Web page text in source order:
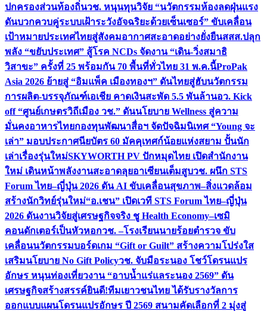
ปกครองส่วนท้องถิ่นวช. หนุนทุนวิจัย “นวัตกรรมห้องลดฝุ่นแรง
ดันบวกควบคู่ระบบเฝ้าระวังอัจฉริยะด้วยเซ็นเซอร์” ขับเคลื่อน
เป้าหมายประเทศไทยสู่สังคมอากาศสะอาดอย่างยั่งยืนสสส.ปลุก
พลัง “ขยับประเทศ” สู้โรค NCDs จัดงาน “เดิน-วิ่งสมาธิ
วิสาขะ” ครั้งที่ 25 พร้อมกัน 70 พื้นที่ทั่วไทย 31 พ.ค.นี้ProPak
Asia 2026 ย้ายสู่ “อิมแพ็ค เมืองทองฯ” ดันไทยสู่ฮับนวัตกรรม
การผลิต-บรรจุภัณฑ์เอเชีย คาดเงินสะพัด 5.5 พันล้านอว. Kick
off “ศูนย์เกษตรวิถีเมือง วช.” ดันนโยบาย Wellness สู่ความ
มั่นคงอาหารไทยกองทุนพัฒนาสื่อฯ จัดปัจฉิมนิเทศ “Young จะ
เล่า” มอบประกาศนียบัตร 60 มัคคุเทศก์น้อยแห่งสยาม ปั้นนัก
เล่าเรื่องรุ่นใหม่SKYWORTH PV ปักหมุดไทย เปิดสำนักงาน
ใหม่ เดินหน้าพลังงานสะอาดลุยอาเซียนเต็มสูบวช. ผนึก STS
Forum ไทย–ญี่ปุ่น 2026 ดัน AI ขับเคลื่อนสุขภาพ–สิ่งแวดล้อม
สร้างนักวิทย์รุ่นใหม่“อ.เชน” เปิดเวที STS Forum ไทย–ญี่ปุ่น
2026 ดันงานวิจัยสู่เศรษฐกิจจริง ชู Health Economy–เซมิ
คอนดักเตอร์เป็นหัวหอกวช. –โรงเรียนนายร้อยตำรวจ ขับ
เคลื่อนนวัตกรรมบอร์ดเกม “Gift or Guilt” สร้างความโปร่งใส
เสริมนโยบาย No Gift Policyวช. จับมือระนอง โชว์โดรนแปร
อักษร หนุนท่องเที่ยวงาน “อาบน้ำแร่แลระนอง 2569” ดัน
เศรษฐกิจสร้างสรรค์ยินดี!ทีมเยาวชนไทย ได้รับรางวัลการ
ออกแบบแผนโดรนแปรอักษร ปี 2569 สนามคัดเลือกที่ 2 มุ่งสู่